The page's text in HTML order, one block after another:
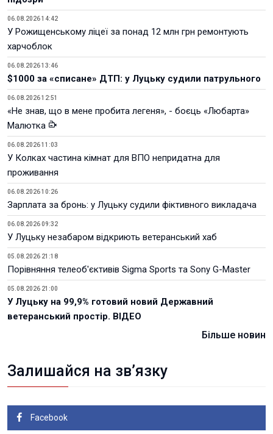
06.08.2026 14:42
У Рожищенському ліцеї за понад 12 млн грн ремонтують
харчоблок
06.08.2026 13:46
$1000 за «списане» ДТП: у Луцьку судили патрульного
06.08.2026 12:51
«Не знав, що в мене пробита легеня», - боєць «Любарта»
Малютка
06.08.2026 11:03
У Колках частина кімнат для ВПО непридатна для
проживання
06.08.2026 10:26
Зарплата за бронь: у Луцьку судили фіктивного викладача
06.08.2026 09:32
У Луцьку незабаром відкриють ветеранський хаб
05.08.2026 21:18
Порівняння телеоб'єктивів Sigma Sports та Sony G-Master
05.08.2026 21:00
У Луцьку на 99,9% готовий новий Державний
ветеранський простір. ВІДЕО
Більше новин
Залишайся на зв’язку
Facebook